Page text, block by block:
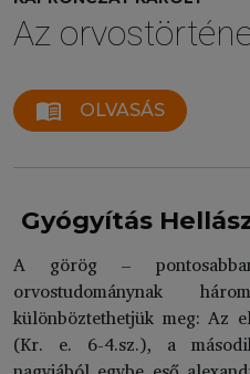
Az
menu_book OLVASÁS
Gyógyítás
A görög –
orvostudománynak
különböztethetjük meg: Az
(Kr. e. 6-4.sz.), a